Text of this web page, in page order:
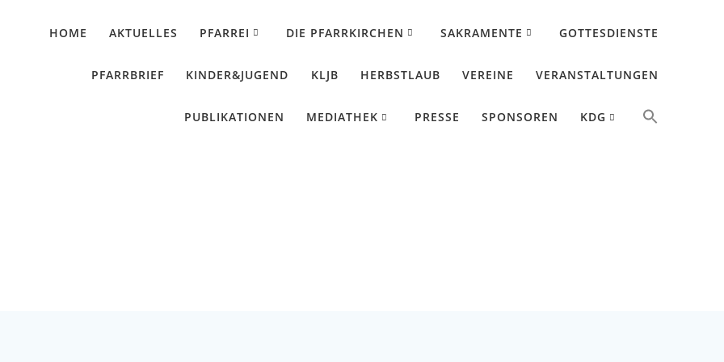
HOME AKTUELLES PFARREI DIE PFARRKIRCHEN SAKRAMENTE GOTTESDIENSTE
PFARRBRIEF KINDER&JUGEND KLJB HERBSTLAUB VEREINE VERANSTALTUNGEN
PUBLIKATIONEN MEDIATHEK PRESSE SPONSOREN KDG